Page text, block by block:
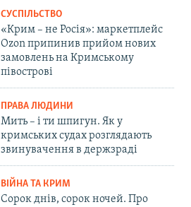
СУСПІЛЬСТВО
«Крим – не Росія»: маркетплейс
Ozon припинив прийом нових
замовлень на Кримському
півострові
ПРАВА ЛЮДИНИ
Мить – і ти шпигун. Як у
кримських судах розглядають
звинувачення в держзраді
ВІЙНА ТА КРИМ
Сорок днів, сорок ночей. Про